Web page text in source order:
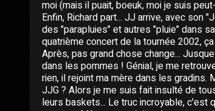
moi (mais il puait, boeuk, moi je suis
Enfin, Richard part... JJ arrive, avec son
des "parapluies" et autres "pluie" dans
quatrième concert de la tournée 2002,
Après, pas grand chose change...
dans les pommes ! Génial, je me
rien, il rejoint ma mère dans les gradins.
JJG ? Alors je me suis fait insulté de
leurs baskets... Le truc incroyable, c'est